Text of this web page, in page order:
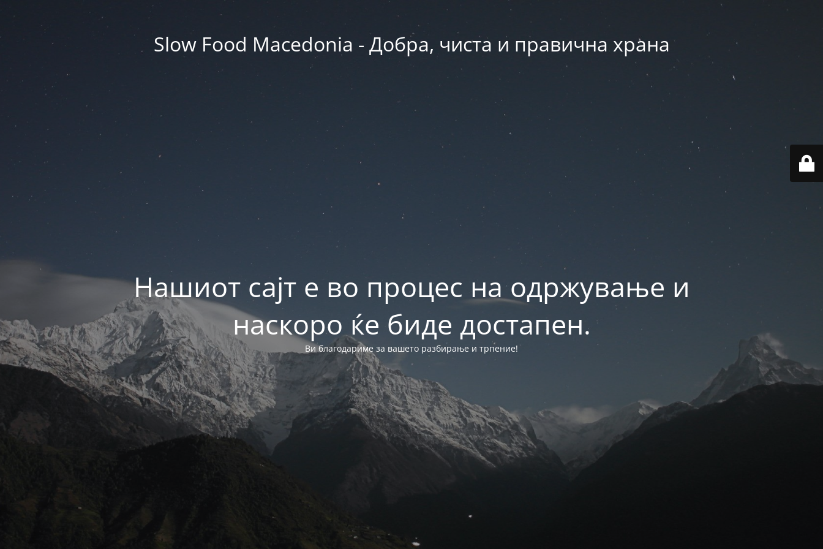
Slow Food Macedonia - Добра, чиста и правична храна
Нашиот сајт е во процес на одржување и
наскоро ќе биде достапен.
Ви благодариме за вашето разбирање и трпение!